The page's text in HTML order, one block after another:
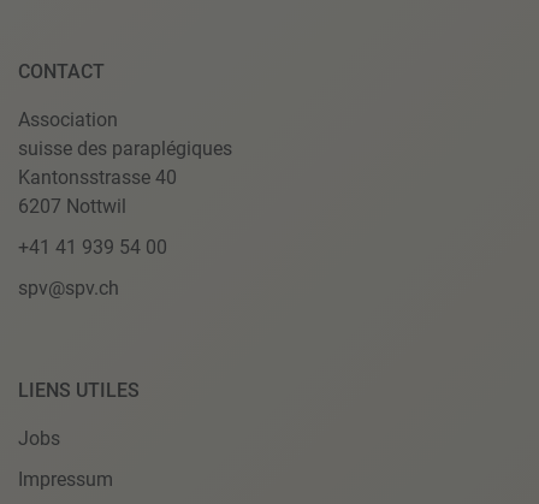
CONTACT
Association
suisse des paraplégiques
Kantonsstrasse 40
6207 Nottwil
+41 41 939 54 00
spv@spv.ch
LIENS UTILES
Jobs
Impressum